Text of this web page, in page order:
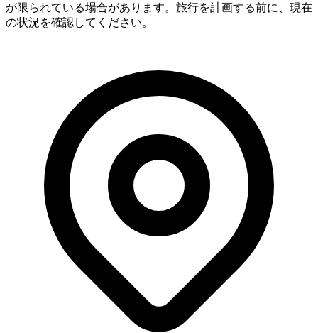
が限られている場合があります。旅行を計画する前に、現在
の状況を確認してください。